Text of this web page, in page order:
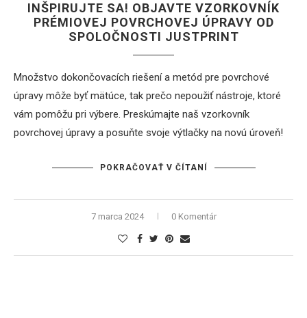
INŠPIRUJTE SA! OBJAVTE VZORKOVNÍK
PRÉMIOVEJ POVRCHOVEJ ÚPRAVY OD
SPOLOČNOSTI JUSTPRINT
Množstvo dokončovacích riešení a metód pre povrchové
úpravy môže byť mätúce, tak prečo nepoužiť nástroje, ktoré
vám pomôžu pri výbere. Preskúmajte naš vzorkovník
povrchovej úpravy a posuňte svoje výtlačky na novú úroveň!
POKRAČOVAŤ V ČÍTANÍ
7 marca 2024 0 Komentár